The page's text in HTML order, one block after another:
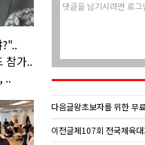
참가..
..
다음글왕초보자를 위한 무
이전글제107회 전국체육